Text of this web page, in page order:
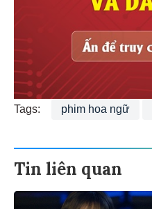
Tags: phim hoa ngữ
Tin liên quan